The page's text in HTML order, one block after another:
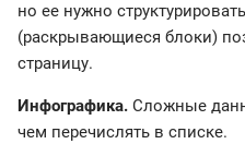
но ее нужно
(раскрывающиеся блоки)
страницу.
Инфографика. Сложные
чем перечислять в списке.